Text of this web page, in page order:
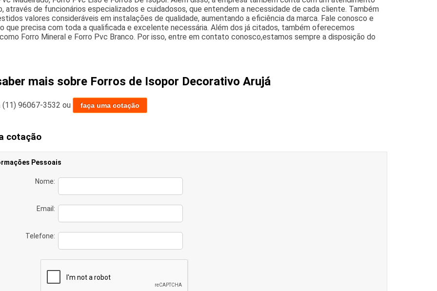
através de funcionários especializados e cuidadosos, que entendem a necessidade de cada cliente. Também
valores consideráveis em instalações de qualidade, aumentando a eficiência da marca. Fale conosco e
que precisa com toda a qualificada e excelente necessária. Além dos já citados, também oferecemos
Forro Mineral e Forro Pvc Branco. Por isso, entre em contato conosco,estamos sempre a disposição do
mais sobre Forros de Isopor Decorativo Arujá
(11) 96067-3532 ou faça uma cotação
cotação
Pessoais
Nome:
Email:
Telefone: